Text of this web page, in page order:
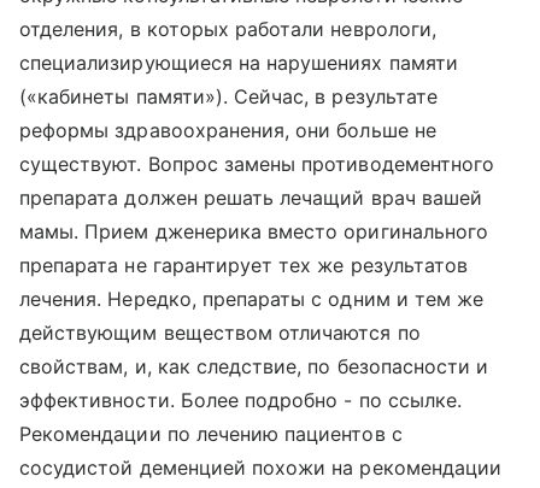
отделения, в которых работали неврологи,
специализирующиеся на нарушениях памяти
(«кабинеты памяти»). Сейчас, в результате
реформы здравоохранения, они больше не
существуют. Вопрос замены противодементного
препарата должен решать лечащий врач вашей
мамы. Прием дженерика вместо оригинального
препарата не гарантирует тех же результатов
лечения. Нередко, препараты с одним и тем же
действующим веществом отличаются по
свойствам, и, как следствие, по безопасности и
эффективности. Более подробно - по ссылке.
Рекомендации по лечению пациентов с
сосудистой деменцией похожи на рекомендации